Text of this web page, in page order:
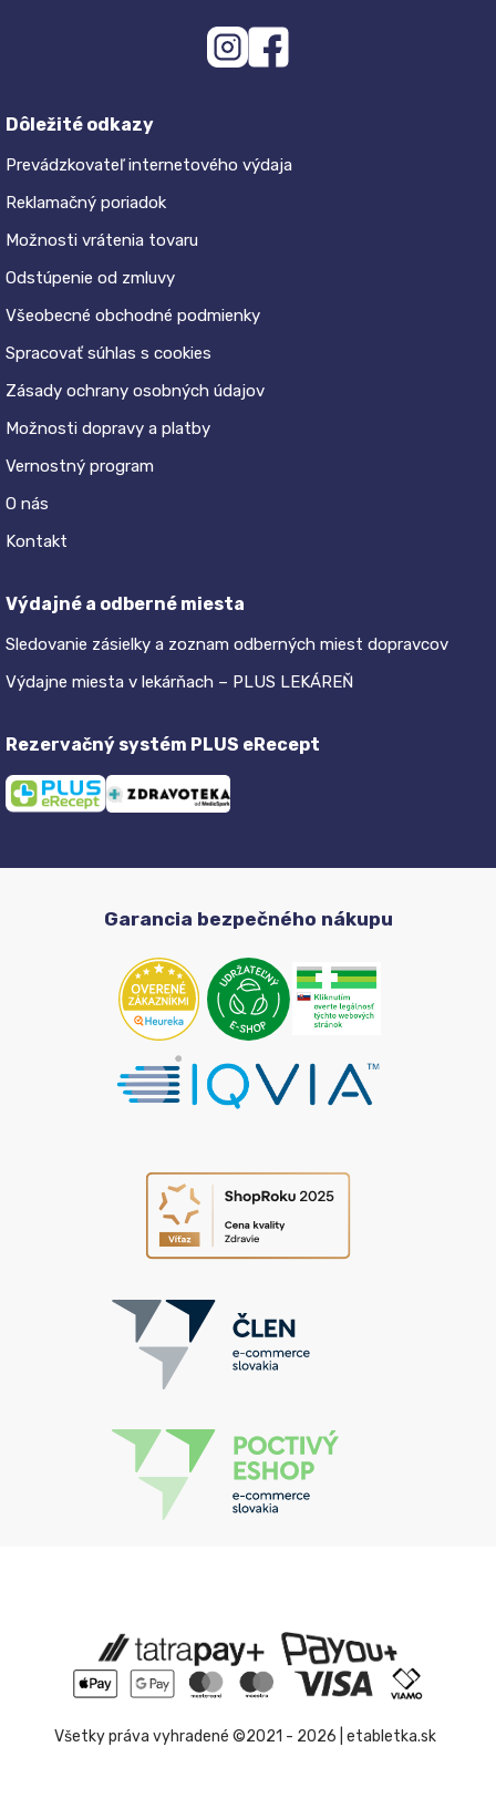
Dôležité odkazy
Prevádzkovateľ internetového výdaja
Reklamačný poriadok
Možnosti vrátenia tovaru
Odstúpenie od zmluvy
Všeobecné obchodné podmienky
Spracovať súhlas s cookies
Zásady ochrany osobných údajov
Možnosti dopravy a platby
Vernostný program
O nás
Kontakt
Výdajné a odberné miesta
Sledovanie zásielky a zoznam odberných miest dopravcov
Výdajne miesta v lekárňach – PLUS LEKÁREŇ
Rezervačný systém PLUS eRecept
Garancia bezpečného nákupu
Všetky práva vyhradené ©2021 - 2026 | etabletka.sk